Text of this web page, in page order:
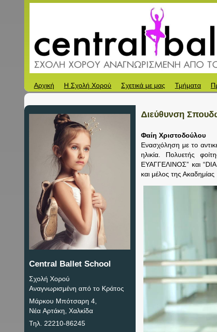
Αρχική Η Σχολή Χορού Σχετικά με μας Τμήματα
Central Ballet School
Σχολή Χορού
Αναγνωρισμένη από το Κράτος
Μάρκου Μπότσαρη 4,
Νέα Αρτάκη, Χαλκίδα
Τηλ. 22210-86245
Διεύθυνση
Φαίη Χριστοδούλου
Ενασχόληση με το
ηλικία. Πολυετής
ΕΥΑΓΓΕΛΙΝΟΣ” και
και μέλος της